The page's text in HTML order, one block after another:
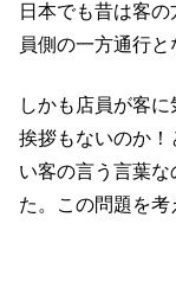
日本でも昔は客
員側の一方通行と
しかも店員が客
挨拶もないのか
い客の言う言葉
た。この問題を考